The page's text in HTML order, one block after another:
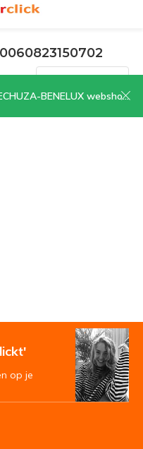
webshop | CLICK HERE NOW!
op:
op je